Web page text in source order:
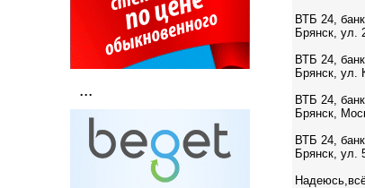
...
ВТБ 24,
Брянск, ул.
ВТБ 24,
Брянск, ул.
ВТБ 24,
Брянск,
ВТБ 24,
Брянск, ул.